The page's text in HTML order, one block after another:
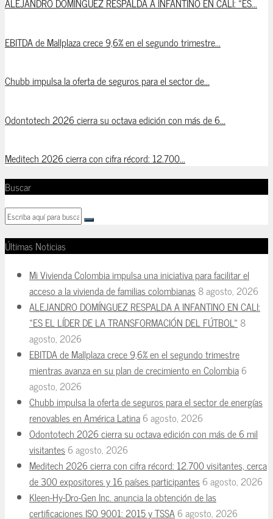
EBITDA de Mallplaza crece 9,6% en el segundo trimestre...
Chubb impulsa la oferta de seguros para el sector de...
Odontotech 2026 cierra su octava edición con más de 6...
Meditech 2026 cierra con cifra récord: 12.700...
Buscar
Últimas Noticias
Mi Vivienda Colombia impulsa una iniciativa para facilitar el
acceso a la vivienda de familias colombianas8 agosto, 2026
ALEJANDRO DOMÍNGUEZ RESPALDA A INFANTINO EN CALI:
«ES EL LÍDER DE LA TRANSFORMACIÓN DEL FÚTBOL» 8
agosto, 2026
EBITDA de Mallplaza crece 9,6% en el segundo trimestre
mientras avanza en su plan de crecimiento en Colombia6
agosto, 2026
Chubb impulsa la oferta de seguros para el sector de energías
renovables en América Latina6 agosto, 2026
Odontotech 2026 cierra su octava edición con más de 6 mil
visitantes6 agosto, 2026
Meditech 2026 cierra con cifra récord: 12.700 visitantes, cerca
de 300 expositores y 16 países participantes6 agosto, 2026
Kleen-Hy-Dro-Gen Inc. anuncia la obtención de las
certificaciones ISO 9001: 2015 y TSSA6 agosto, 2026